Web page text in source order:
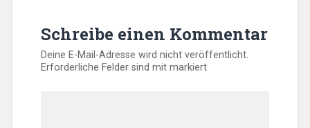
Schreibe einen Kommentar
Deine E-Mail-Adresse wird nicht veröffentlicht.
Erforderliche Felder sind mitmarkiert